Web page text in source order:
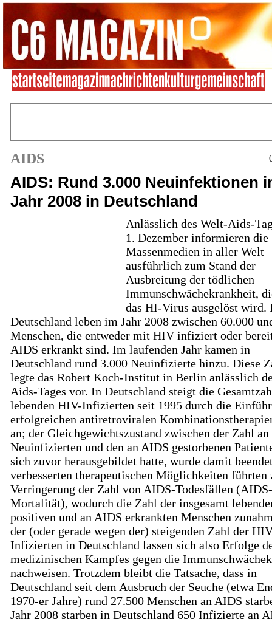
AIDS
AIDS: Rund 3.000 Neuinfektionen
Jahr 2008 in Deutschland
Anlässlich des Welt-Aids-
1. Dezember informieren die
Massenmedien in aller Welt
ausführlich zum Stand der
Ausbreitung der tödlichen
Immunschwächekrankheit,
das HI-Virus ausgelöst wird.
Deutschland leben im Jahr 2008 zwischen 60.000
Menschen, die entweder mit HIV infiziert oder
AIDS erkrankt sind. Im laufenden Jahr kamen in
Deutschland rund 3.000 Neuinfizierte hinzu. Diese
legte das Robert Koch-Institut in Berlin anlässlich
Aids-Tages vor. In Deutschland steigt die
lebenden HIV-Infizierten seit 1995 durch die
erfolgreichen antiretroviralen
an; der Gleichgewichtszustand zwischen der Zahl an
Neuinfizierten und den an AIDS gestorbenen
sich zuvor herausgebildet hatte, wurde damit
verbesserten therapeutischen Möglichkeiten führten
Verringerung der Zahl von AIDS-Todesfällen (AIDS-
Mortalität), wodurch die Zahl der insgesamt
positiven und an AIDS erkrankten Menschen
der (oder gerade wegen der) steigenden Zahl der
Infizierten in Deutschland lassen sich also Erfolge
medizinischen Kampfes gegen die
nachweisen. Trotzdem bleibt die Tatsache, dass in
Deutschland seit dem Ausbruch der Seuche (etwa
1970-er Jahre) rund 27.500 Menschen an AIDS
Jahr 2008 starben in Deutschland 650 Infizierte an